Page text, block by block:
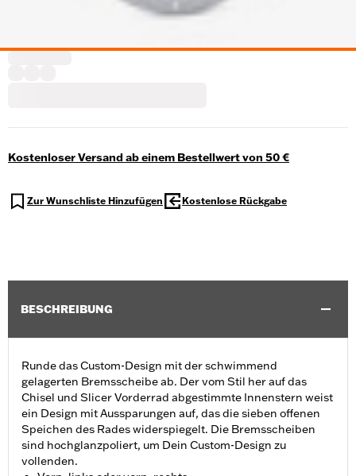
Kostenloser Versand ab einem Bestellwert von 50 €
Zur Wunschliste Hinzufügen Kostenlose Rückgabe
BESCHREIBUNG
Runde das Custom-Design mit der schwimmend
gelagerten Bremsscheibe ab. Der vom Stil her auf das
Chisel und Slicer Vorderrad abgestimmte Innenstern weist
ein Design mit Aussparungen auf, das die sieben offenen
Speichen des Rades widerspiegelt. Die Bremsscheiben
sind hochglanzpoliert, um Dein Custom-Design zu
vollenden.